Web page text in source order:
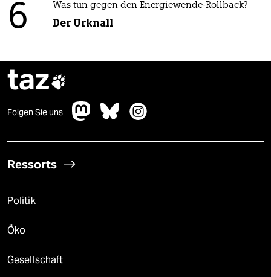
6 Was tun gegen den Energiewende-Rollback?
Der Urknall
taz
Folgen Sie uns
Ressorts
Politik
Öko
Gesellschaft